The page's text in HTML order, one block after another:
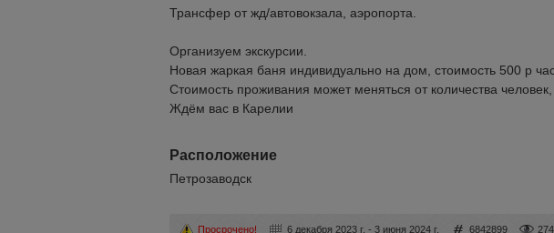
Трансфер от жд/автовокзала, аэропорта.
Организуем экскурсии.
Новая жаркая баня индивидуально на дом, стоимость 500 р
Стоимость проживания может меняться от количества
Ждём вас в Карелии
Расположение
Петрозаводск
Просрочено! 6 декабря 2023 г. - 3 июня 2024 г. 6842899